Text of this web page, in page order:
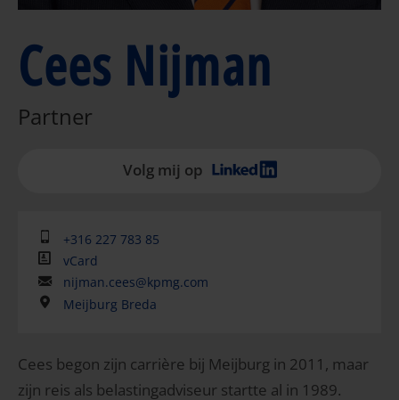
Cees Nijman
Partner
Volg mij op
+316 227 783 85
vCard
nijman.cees@kpmg.com
Meijburg Breda
Cees begon zijn carrière bij Meijburg in 2011, maar
zijn reis als belastingadviseur startte al in 1989.